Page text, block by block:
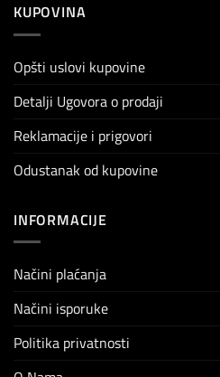
KUPOVINA
Opšti uslovi kupovine
Detalji Ugovora o prodaji
Reklamacije i prigovori
Odustanak od kupovine
INFORMACIJE
Načini plaćanja
Načini isporuke
Politika privatnosti